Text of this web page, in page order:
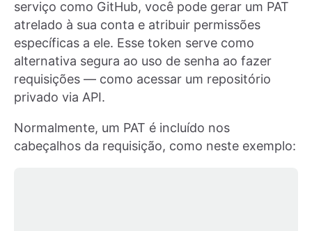
serviço como GitHub, você pode gerar um PAT
atrelado à sua conta e atribuir permissões
específicas a ele. Esse token serve como
alternativa segura ao uso de senha ao fazer
requisições — como acessar um repositório
privado via API.
Normalmente, um PAT é incluído nos
cabeçalhos da requisição, como neste exemplo: